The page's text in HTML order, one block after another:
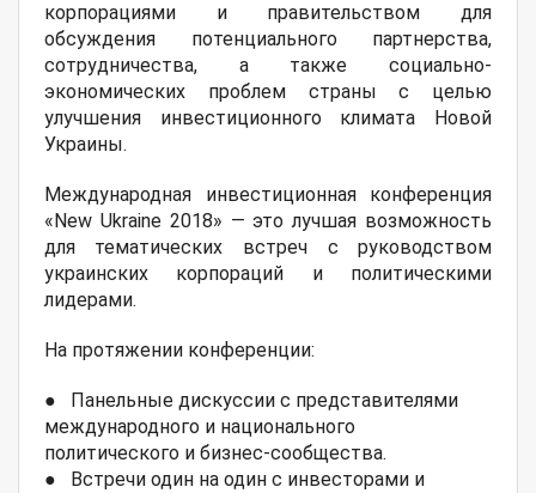
корпорациями и правительством для
обсуждения потенциального партнерства,
сотрудничества, а также социально-
экономических проблем страны с целью
улучшения инвестиционного климата Новой
Украины.
Международная инвестиционная конференция
«New Ukraine 2018» — это лучшая возможность
для тематических встреч с руководством
украинских корпораций и политическими
лидерами.
На протяжении конференции:
● Панельные дискуссии с представителями
международного и национального
политического и бизнес-сообщества.
● Встречи один на один с инвесторами и